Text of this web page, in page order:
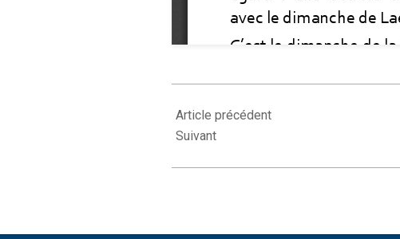
03-
25
Article précédent
Suivant